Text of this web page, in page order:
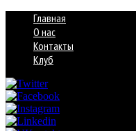
Главная
О нас
Контакты
Клуб